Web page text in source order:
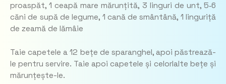
proaspăt, 1 ceapă mare mărunțită, 3 linguri de unt, 5‑6
căni de supă de legume, 1 cană de smântână, 1 linguriță
de zeamă de lămâie
Taie capetele a 12 bețe de sparanghel, apoi păstrează-
le pentru servire. Taie apoi capetele și celorlalte bețe și
mărunțește-le.